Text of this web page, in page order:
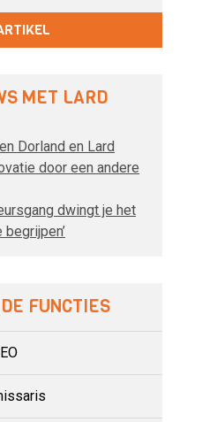
MET LARD
Dorland en Lard
door een andere
dwingt je het
FUNCTIES